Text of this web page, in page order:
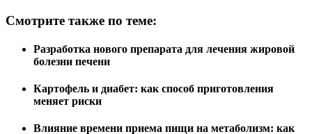
Смотрите также по теме:
Разработка нового препарата для лечения жировой
болезни печени
Картофель и диабет: как способ приготовления
меняет риски
Влияние времени приема пищи на метаболизм: как